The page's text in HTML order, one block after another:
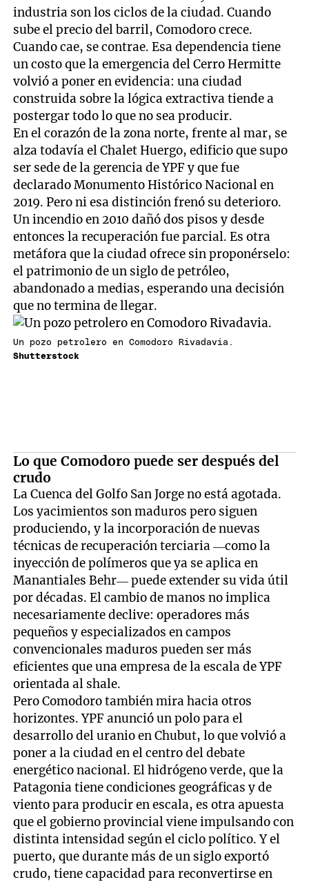
industria son los ciclos de la ciudad. Cuando
sube el precio del barril, Comodoro crece.
Cuando cae, se contrae. Esa dependencia tiene
un costo que la emergencia del Cerro Hermitte
volvió a poner en evidencia: una ciudad
construida sobre la lógica extractiva tiende a
postergar todo lo que no sea producir.
En el corazón de la zona norte, frente al mar, se
alza todavía el Chalet Huergo, edificio que supo
ser sede de la gerencia de YPF y que fue
declarado Monumento Histórico Nacional en
2019. Pero ni esa distinción frenó su deterioro.
Un incendio en 2010 dañó dos pisos y desde
entonces la recuperación fue parcial. Es otra
metáfora que la ciudad ofrece sin proponérselo:
el patrimonio de un siglo de petróleo,
abandonado a medias, esperando una decisión
que no termina de llegar.
Un pozo petrolero en Comodoro Rivadavia.
Shutterstock
Lo que Comodoro puede ser después del
crudo
La Cuenca del Golfo San Jorge no está agotada.
Los yacimientos son maduros pero siguen
produciendo, y la incorporación de nuevas
técnicas de recuperación terciaria —como la
inyección de polímeros que ya se aplica en
Manantiales Behr— puede extender su vida útil
por décadas. El cambio de manos no implica
necesariamente declive: operadores más
pequeños y especializados en campos
convencionales maduros pueden ser más
eficientes que una empresa de la escala de YPF
orientada al shale.
Pero Comodoro también mira hacia otros
horizontes. YPF anunció un polo para el
desarrollo del uranio en Chubut, lo que volvió a
poner a la ciudad en el centro del debate
energético nacional. El hidrógeno verde, que la
Patagonia tiene condiciones geográficas y de
viento para producir en escala, es otra apuesta
que el gobierno provincial viene impulsando con
distinta intensidad según el ciclo político. Y el
puerto, que durante más de un siglo exportó
crudo, tiene capacidad para reconvertirse en